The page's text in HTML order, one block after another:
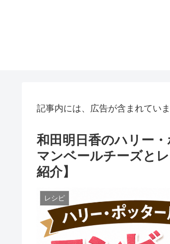
記事内には、広告が含まれていま
和田明日香のハリー
マンベールチーズと
紹介】
レシピ